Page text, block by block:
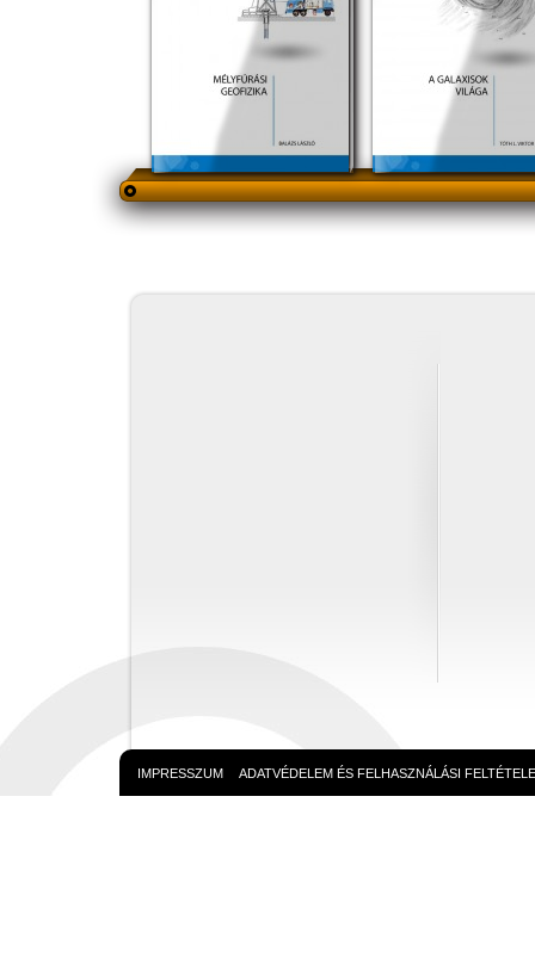
IMPRESSZUM ADATVÉDELEM ÉS FELHASZNÁLÁSI